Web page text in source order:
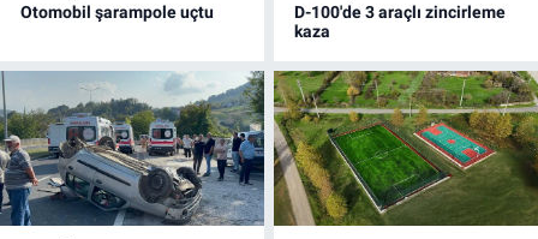
Otomobil şarampole uçtu
D-100'de 3 araçlı zincirleme
kaza